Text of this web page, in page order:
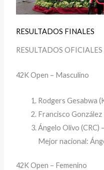
RESULTADOS FINALES
RESULTADOS
42K Open – Masculino
Rodgers Gesabwa
Francisco González
Ángelo Olivo (CRC)
Mejor nacional:
42K Open – Femenino